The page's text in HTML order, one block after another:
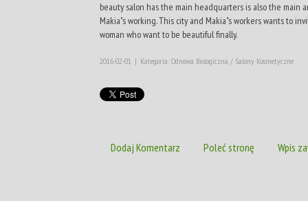
beauty salon has the main headquarters is also the main
Makia"s working. This city and Makia"s workers wants to
woman who want to be beautiful finally.
2016-02-01 | Kategoria: Odnowa Biologiczna / Salony Kosmetyczne
Dodaj Komentarz Poleć stronę Wpis